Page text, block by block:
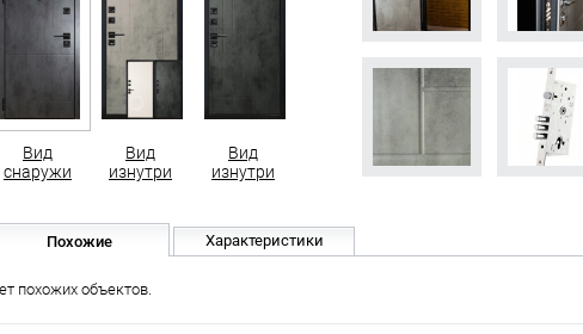
Вид
снаружи
Вид
изнутри
Вид
изнутри
Похожие Характеристики
похожих объектов.